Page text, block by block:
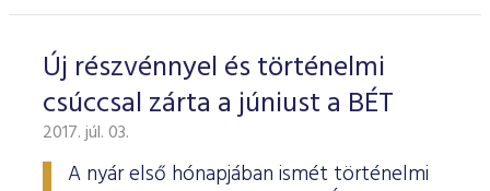
Új részvénnyel és történelmi
csúccsal zárta a júniust a BÉT
2017. júl. 03.
A nyár első hónapjában ismét történelmi